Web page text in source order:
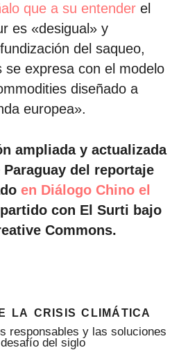
que a su entender el
es «desigual» y
del saqueo,
expresa con el modelo
diseñado a
europea».
ampliada y actualizada
del reportaje
en Diálogo Chino el
con El Surti bajo
Commons.
la crisis climática
responsables y las soluciones
del siglo